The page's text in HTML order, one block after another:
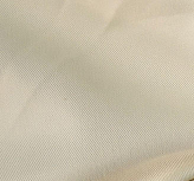
Продукт
О нас
Новости